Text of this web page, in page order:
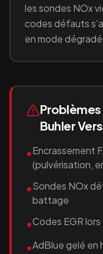
les sondes NOx
codes défauts
en mode
Buhler
•Encrassement
(pulvérisation,
•Sondes NOx
battage
•Codes EGR
•AdBlue gelé en